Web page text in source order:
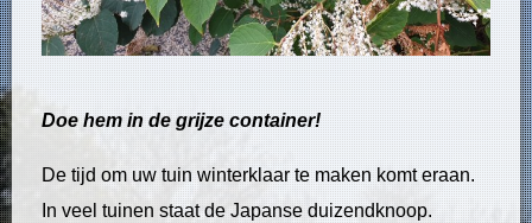
Doe hem in de grijze container!
De tijd om uw tuin winterklaar te maken komt eraan.
In veel tuinen staat de Japanse duizendknoop.